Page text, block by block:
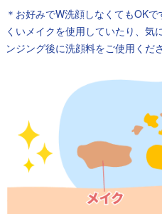
＊お好みでW洗顔しなくてもOK
くいメイクを使用していたり、気
ンジング後に洗顔料をご使用くださ